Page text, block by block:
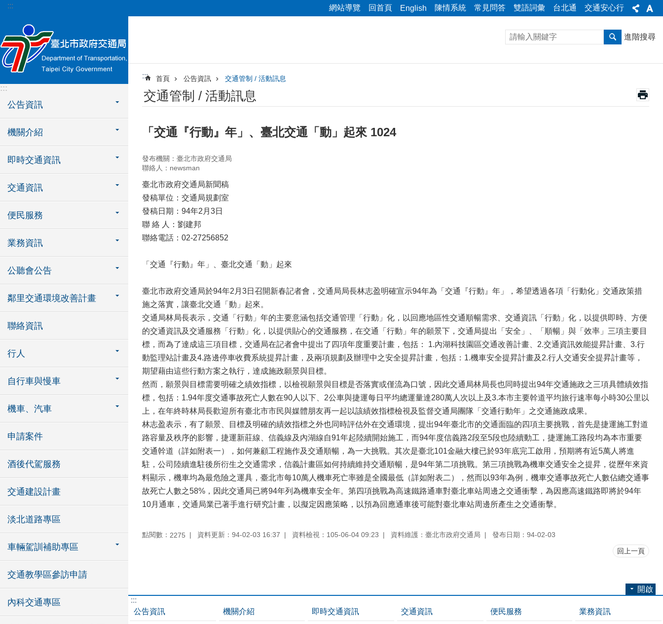
跳到主要內容區塊
::: 網站導覽 回首頁 English 陳情系統 常見問答 雙語詞彙 台北通 交通安心行
:::
公告資訊
機關介紹
即時交通資訊
交通資訊
便民服務
業務資訊
公聽會公告
鄰里交通環境改善計畫
聯絡資訊
行人
自行車與慢車
機車、汽車
申請案件
酒後代駕服務
交通建設計畫
淡北道路專區
車輛駕訓補助專區
交通教學區參訪申請
內科交通專區
進階搜尋
::: 首頁 公告資訊 交通管制 / 活動訊息
交通管制 / 活動訊息
「交通『行動』年」、臺北交通「動」起來 1024
發布機關：臺北市政府交通局
聯絡人：newsman
臺北市政府交通局新聞稿
發稿單位：交通局規劃室
發稿日期：94年2月3日
聯 絡 人：劉建邦
聯絡電話：02-27256852
「交通『行動』年」、臺北交通「動」起來
臺北市政府交通局於94年2月3日召開新春記者會，交通局局長林志盈明確宣示94年為「交通『行動』年」，希望透過各項「行動化」交通政策措
施之落實，讓臺北交通「動」起來。
交通局林局長表示，交通「行動」年的主要意涵包括交通管理「行動」化，以回應地區性交通順暢需求、交通資訊「行動」化，以提供即時、方便
的交通資訊及交通服務「行動」化，以提供貼心的交通服務，在交通「行動」年的願景下，交通局提出「安全」、「順暢」與「效率」三項主要目
標，而為了達成這三項目標，交通局在記者會中提出了四項年度重要計畫，包括： 1.內湖科技園區交通改善計畫、2.交通資訊效能提昇計畫、3.行
動監理站計畫及4.路邊停車收費系統提昇計畫，及兩項規劃及辦理中之安全提昇計畫，包括：1.機車安全提昇計畫及2.行人交通安全提昇計畫等，
期望藉由這些行動方案之執行，達成施政願景與目標。
然而，願景與目標需要明確之績效指標，以檢視願景與目標是否落實或僅流為口號，因此交通局林局長也同時提出94年交通施政之三項具體績效指
標，包括：1.94年度交通事故死亡人數在90人以下、2公車與捷運每日平均總運量達280萬人次以上及3.本市主要幹道平均旅行速率每小時30公里以
上，在年終時林局長歡迎所有臺北市市民與媒體朋友再一起以該績效指標檢視及監督交通局團隊「交通行動年」之交通施政成果。
林志盈表示，有了願景、目標及明確的績效指標之外也同時評估外在交通環境，提出94年臺北市的交通面臨的四項主要挑戰，首先是捷運施工對道
路容量及秩序的影響，捷運新莊線、信義線及內湖線自91年起陸續開始施工，而94年度信義路2段至5段也陸續動工，捷運施工路段均為本市重要
交通幹道（詳如附表一），如何兼顧工程施作及交通順暢，為一大挑戰。其次是臺北101金融大樓已於93年底完工啟用，預期將有近5萬人將進
駐，公司陸續進駐後所衍生之交通需求，信義計畫區如何持續維持交通順暢，是94年第二項挑戰。第三項挑戰為機車交通安全之提昇，從歷年來資
料顯示，機車均為最危險之運具，臺北市每10萬人機車死亡率雖是全國最低（詳如附表二），然而以93年為例，機車交通事故死亡人數佔總交通事
故死亡人數之58%，因此交通局已將94年列為機車安全年。第四項挑戰為高速鐵路通車對臺北車站周邊之交通衝擊，為因應高速鐵路即將於94年
10月通車，交通局業已著手進行研究計畫，以擬定因應策略，以預為回應通車後可能對臺北車站周邊所產生之交通衝擊。
點閱數： 2275 資料更新：94-02-03 16:37 資料檢視：105-06-04 09:23 資料維護：臺北市政府交通局 發布日期：94-02-03
回上一頁
開啟
:::
公告資訊
機關介紹 即時交通資訊 交通資訊 便民服務 業務資訊